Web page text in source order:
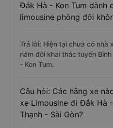
Đắk Hà - Kon Tum dành
limousine phòng đôi
Trả lời: Hiện tại chưa có nhà
nằm đôi khai thác tuyến
- Kon Tum.
Câu hỏi: Các hãng xe
xe Limousine đi Đắk Hà
Thạnh - Sài Gòn?